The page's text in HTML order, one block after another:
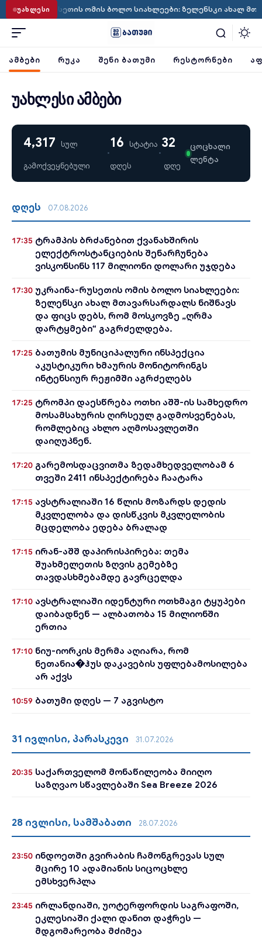
ᲣᲐᲮᲚᲔᲡᲘ
რუსეთის ომის ბოლო სიახლეები: ზელენსკი ახალ
ᲐᲛᲑᲔᲑᲘ ᲠᲣᲙᲐ ᲨᲔᲜᲘ ᲑᲐᲗᲣᲛᲘ ᲠᲔᲡᲢᲝᲠᲜᲔᲑᲘ
უახლესი ამბები
4,317 სულ
გამოქვეყნებული
·
16 სტატია
დღეს
·
32
დღე
ცოცხალი
ლენტა
დღეს 07.08.2026
17:35 ტრამპის ბრძანებით ქვანახშირის
ელექტროსტანციების შენარჩუნება
ვისკონსინს 117 მილიონი დოლარი უჯდება
17:30 უკრაინა-რუსეთის ომის ბოლო სიახლეები:
ზელენსკი ახალ მთავარსარდალს ნიშნავს
და ფიცს დებს, რომ მოსკოვზე „ღრმა
დარტყმები“ გაგრძელდება.
17:25 ბათუმის მუნიციპალური ინსპექცია
აკუსტიკური ხმაურის მონიტორინგს
ინტენსიურ რეჟიმში აგრძელებს
17:25 ტრომპი დაესწრება ოთხი აშშ-ის სამხედრო
მოსამსახურის ღირსეულ გადმოსვენებას,
რომლებიც ახლო აღმოსავლეთში
დაიღუპნენ.
17:20 გარემოსდაცვითმა ზედამხედველობამ 6
თვეში 2411 ინსპექტირება ჩაატარა
17:15 ავსტრალიაში 16 წლის მოზარდს დედის
მკვლელობა და დისწკვის მკვლელობის
მცდელობა ედება ბრალად
17:15 ირან-აშშ დაპირისპირება: თემა
შუახმელეთის ზღვის გემებზე
თავდასხმებამდე გავრცელდა
17:10 ავსტრალიაში იდენტური ოთხმაგი ტყუპები
დაიბადნენ — ალბათობა 15 მილიონში
ერთია
17:10 ნიუ-იორკის მერმა აღიარა, რომ
ნეთანია�ჰუს დაკავების უფლებამოსილება
არ აქვს
10:59 ბათუმი დღეს — 7 აგვისტო
31 ივლისი, პარასკევი 31.07.2026
20:35 საქართველომ მონაწილეობა მიიღო
საზღვაო სწავლებაში Sea Breeze 2026
28 ივლისი, სამშაბათი 28.07.2026
23:50 ინდოეთში გვირაბის ჩამონგრევას სულ
მცირე 10 ადამიანის სიცოცხლე
ემსხვერპლა
23:45 ირლანდიაში, უოტერფორდის საგრაფოში,
ეკლესიაში ქალი დანით დაჭრეს —
მდგომარეობა მძიმეა